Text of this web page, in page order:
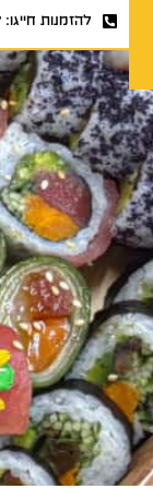
להזמנות חייגו: